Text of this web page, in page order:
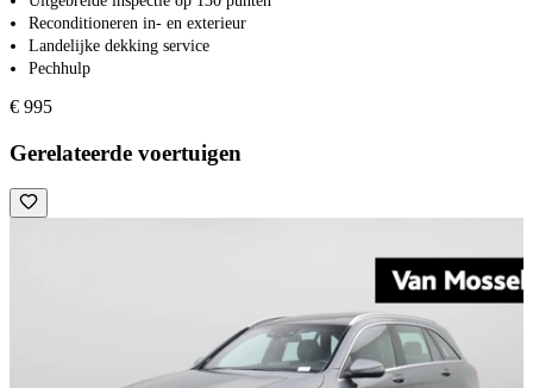
Reconditioneren in- en exterieur
Landelijke dekking service
Pechhulp
€ 995
Gerelateerde voertuigen